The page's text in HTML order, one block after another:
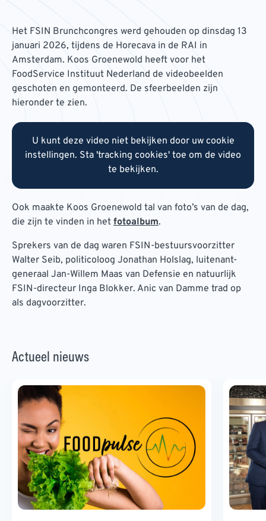
Het FSIN Brunchcongres werd gehouden op dinsdag 13
januari 2026, tijdens de Horecava in de RAI in
Amsterdam. Koos Groenewold heeft voor het
FoodService Instituut Nederland de videobeelden
geschoten en gemonteerd. De sfeerbeelden zijn
hieronder te zien.
U kunt deze video niet bekijken door uw cookie
instellingen. Sta 'tracking cookies' toe om de video
te bekijken.
Ook maakte Koos Groenewold tal van foto’s van de dag,
die zijn te vinden in het fotoalbum.
Sprekers van de dag waren FSIN-bestuursvoorzitter
Walter Seib, politicoloog Jonathan Holslag, luitenant-
generaal Jan-Willem Maas van Defensie en natuurlijk
FSIN-directeur Inga Blokker. Anic van Damme trad op
als dagvoorzitter.
Actueel nieuws